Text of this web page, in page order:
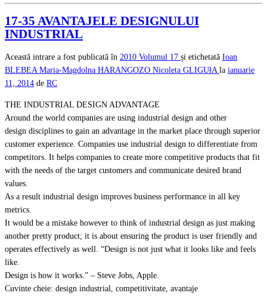
17-35 AVANTAJELE DESIGNULUI
INDUSTRIAL
Această intrare a fost publicată în 2010 Volumul 17 și etichetată Ioan
BLEBEA Maria-Magdolna HARANGOZO Nicoleta GLIGUłA la ianuarie
11, 2014 de RC
THE INDUSTRIAL DESIGN ADVANTAGE
Around the world companies are using industrial design and other
design disciplines to gain an advantage in the market place through superior
customer experience. Companies use industrial design to differentiate from
competitors. It helps companies to create more competitive products that fit
with the needs of the target customers and communicate desired brand
values.
As a result industrial design improves business performance in all key
metrics.
It would be a mistake however to think of industrial design as just making
another pretty product; it is about ensuring the product is user friendly and
operates effectively as well. “Design is not just what it looks like and feels
like.
Design is how it works.” – Steve Jobs, Apple.
Cuvinte cheie: design industrial, competitivitate, avantaje